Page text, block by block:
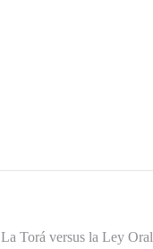
La Torá versus la Ley Oral